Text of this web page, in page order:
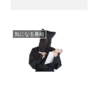
気になる番組